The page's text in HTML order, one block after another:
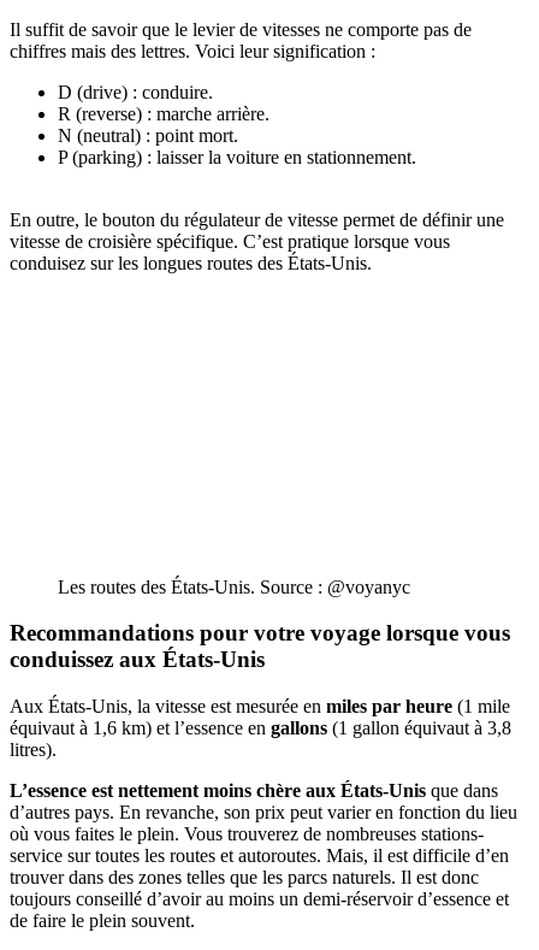
Il suffit de savoir que le levier de vitesses ne comporte pas de
chiffres mais des lettres. Voici leur signification :
D (drive) : conduire.
R (reverse) : marche arrière.
N (neutral) : point mort.
P (parking) : laisser la voiture en stationnement.
En outre, le bouton du régulateur de vitesse permet de définir une
vitesse de croisière spécifique. C’est pratique lorsque vous
conduisez sur les longues routes des États-Unis.
Les routes des États-Unis. Source : @voyanyc
Recommandations pour votre voyage lorsque vous
conduissez aux États-Unis
Aux États-Unis, la vitesse est mesurée en miles par heure (1 mile
équivaut à 1,6 km) et l’essence en gallons (1 gallon équivaut à 3,8
litres).
L’essence est nettement moins chère aux États-Unis que dans
d’autres pays. En revanche, son prix peut varier en fonction du lieu
où vous faites le plein. Vous trouverez de nombreuses stations-
service sur toutes les routes et autoroutes. Mais, il est difficile d’en
trouver dans des zones telles que les parcs naturels. Il est donc
toujours conseillé d’avoir au moins un demi-réservoir d’essence et
de faire le plein souvent.